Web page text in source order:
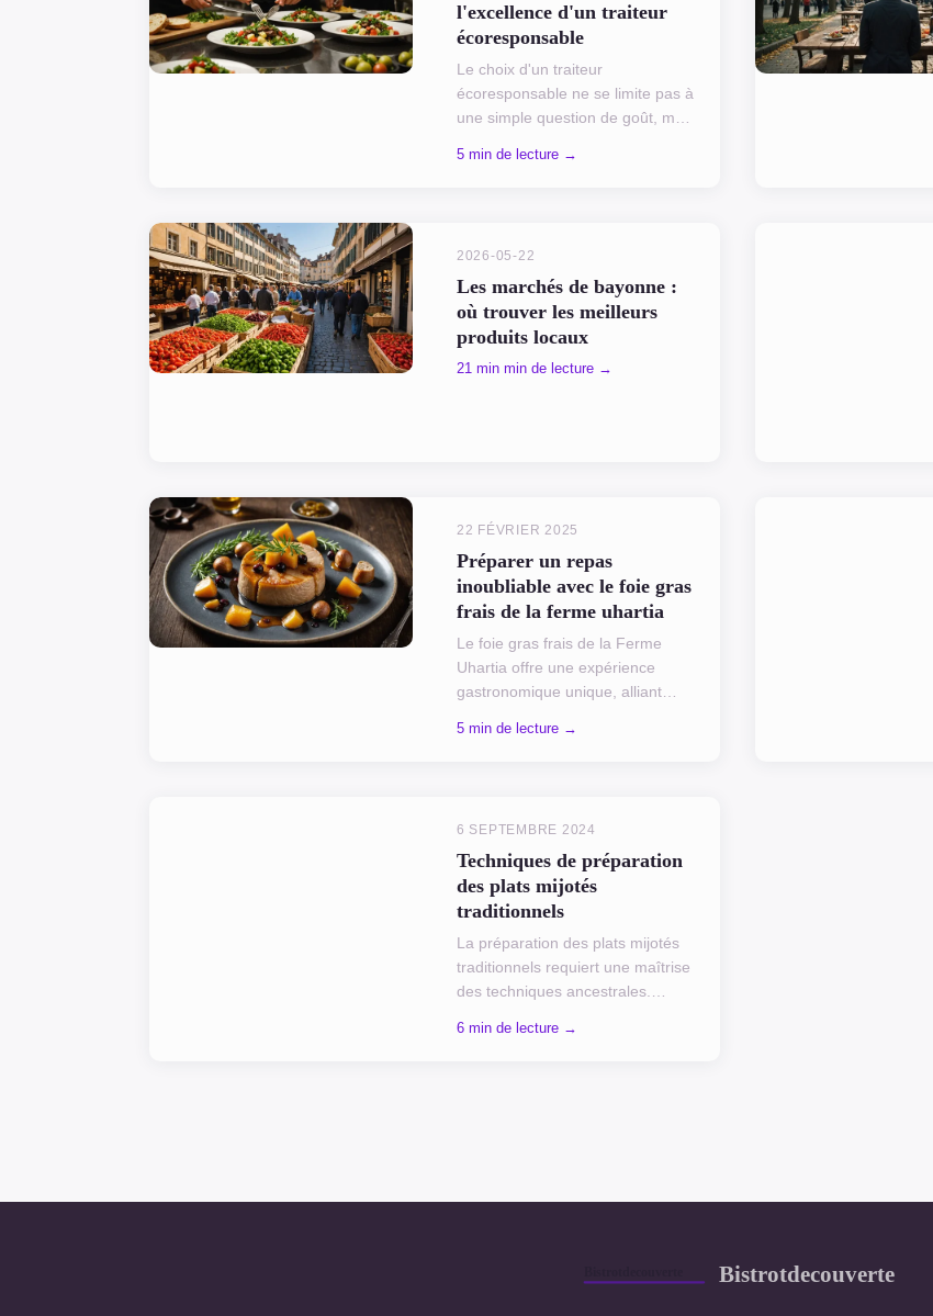
l'excellence d'un traiteur
écoresponsable
Le choix d'un traiteur
écoresponsable ne se limite pas à
une simple question de goût, mais
globale de durabilité. Papilles
5 min de lecture →
2026-05-22
Les marchés de bayonne :
où trouver les meilleurs
produits locaux
21 min min de lecture →
22 FÉVRIER 2025
Préparer un repas
inoubliable avec le foie gras
frais de la ferme uhartia
Le foie gras frais de la Ferme
Uhartia offre une expérience
gastronomique unique, alliant
en saveurs en fait l'ingrédient
5 min de lecture →
6 SEPTEMBRE 2024
Techniques de préparation
des plats mijotés
traditionnels
La préparation des plats mijotés
traditionnels requiert une maîtrise
des techniques ancestrales.
ingrédients à la cuisson lente, joue
6 min de lecture →
Bistrotdecouverte